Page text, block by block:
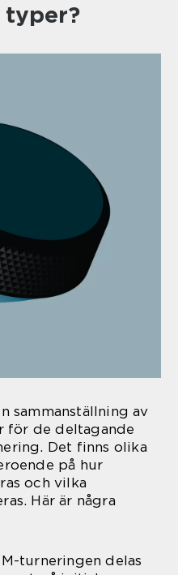
typer?
sammanställning av
för de deltagande
Det finns olika
på hur
och vilka
Här är några
turneringen delas